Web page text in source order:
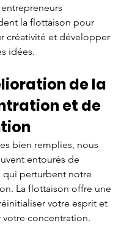
la flottaison pour
créativité et développer
idées.
de la
et de
bien remplies, nous
entourés de
qui perturbent notre
La flottaison offre une
votre esprit et
concentration.